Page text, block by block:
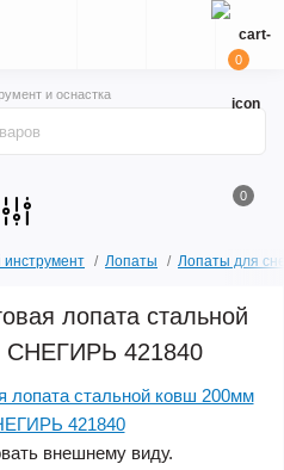
и оснастка
0
0
Лопаты Лопаты для
лопата стальной
421840
внешнему виду.